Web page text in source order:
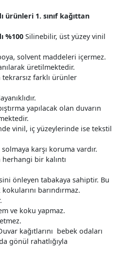
ürünleri 1. sınıf kağıttan
%100 Silinebilir, üst yüzey vinil
solvent maddeleri içermez.
üretilmektedir.
tekrarsız farklı ürünler
yapılacak olan duvarın
vinil, iç yüzeylerinde ise tekstil
karşı koruma vardır.
bir kalıntı
önleyen tabakaya sahiptir. Bu
barındırmaz.
ve koku yapmaz.
kağıtlarını bebek odaları
gönül rahatlığıyla